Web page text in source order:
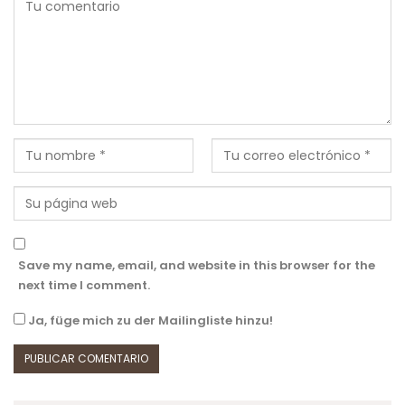
Save my name, email, and website in this browser for the
next time I comment.
Ja, füge mich zu der Mailingliste hinzu!